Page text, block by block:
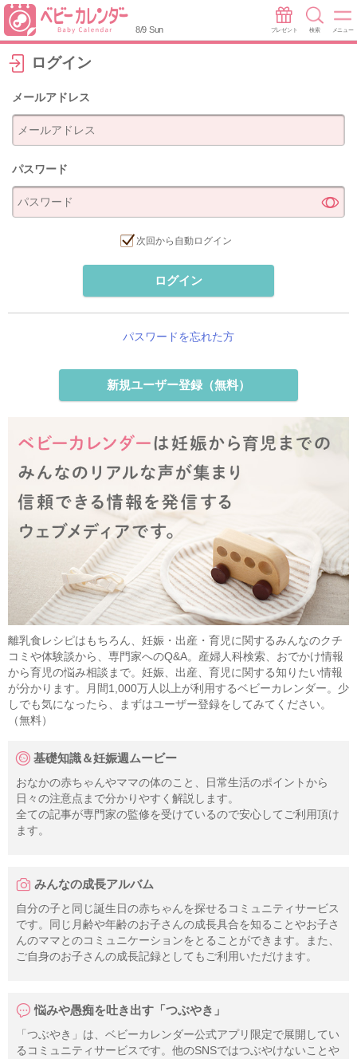
8/9 Sun プレゼント 検索 メニュー
ログイン
メールアドレス
パスワード
次回から自動ログイン
ログイン
パスワードを忘れた方
新規ユーザー登録（無料）
離乳食レシピはもちろん、妊娠・出産・育児に関するみんなのクチ
コミや体験談から、専門家へのQ&A。産婦人科検索、おでかけ情報
から育児の悩み相談まで。妊娠、出産、育児に関する知りたい情報
が分かります。月間1,000万人以上が利用するベビーカレンダー。少
しでも気になったら、まずはユーザー登録をしてみてください。
（無料）
基礎知識＆妊娠週ムービー
おなかの赤ちゃんやママの体のこと、日常生活のポイントから
日々の注意点まで分かりやすく解説します。
全ての記事が専門家の監修を受けているので安心してご利用頂け
ます。
みんなの成長アルバム
自分の子と同じ誕生日の赤ちゃんを探せるコミュニティサービス
です。同じ月齢や年齢のお子さんの成長具合を知ることやお子さ
んのママとのコミュニケーションをとることができます。また、
ご自身のお子さんの成長記録としてもご利用いただけます。
悩みや愚痴を吐き出す「つぶやき」
「つぶやき」は、ベビーカレンダー公式アプリ限定で展開してい
るコミュニティサービスです。他のSNSではつぶやけないことや